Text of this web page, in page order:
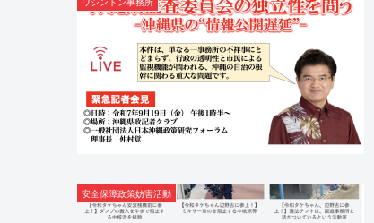
安全保障政策妨害活動